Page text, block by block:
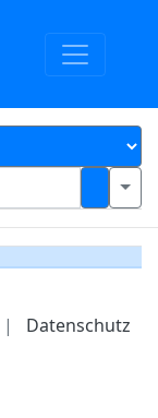
| Datenschutz